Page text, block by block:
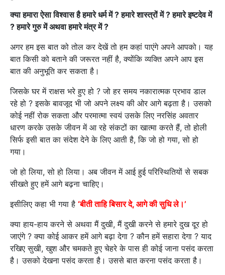
क्या हमारा ऐसा विश्वास है हमारे धर्म में ? हमारे शास्त्रों में ? हमारे इष्टदेव में
? हमारे गुरु में अथवा हमारे मंत्र में ?
अगर हम इस बात को तोल कर देखें तो हम कहां पाएंगे अपने आपको। यह
बात किसी को बताने की जरूरत नहीं है, क्योंकि व्यक्ति अपने आप इस
बात की अनुभूति कर सकता है।
जिसके घर में राक्षस भरे हुए हो ? जो हर समय नकारात्मक प्रभाव डाल
रहे हो ? इसके बावजूद भी जो अपने लक्ष्य की ओर आगे बढ़ता है। उसको
कोई नहीं रोक सकता और परमात्मा स्वयं उसके लिए नरसिंह अवतार
धारण करके उसके जीवन में आ रहे संकटों का खात्मा करते हैं, तो होली
सिर्फ इसी बात का संदेश देने के लिए आती है, कि जो हो गया, सो हो
गया।
जो हो लिया, सो हो लिया। अब जीवन में आई हुई परिस्थितियों से सबक
सीखते हुए हमें आगे बढ़ना चाहिए।
इसीलिए कहा भी गया है ‘बीती ताहि बिसार दे, आगे की सुधि ले।’
क्या हाय-हाय करने से अथवा मैं दुखी, मैं दुखी करने से हमारे दुख दूर हो
जाएंगे ? क्या कोई आकर हमें आगे बढ़ा देगा ? कौन हमें सहारा देगा ? याद
रखिए सुखी, खुश और चमकते हुए चेहरे के पास ही कोई जाना पसंद करता
है। उसको देखना पसंद करता है। उससे बात करना पसंद करता है।